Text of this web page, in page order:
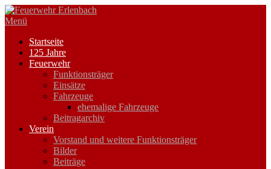
Zum
Inhalt
Menü
Startseite
125 Jahre
Feuerwehr
Funktionsträger
Einsätze
Fahrzeuge
ehemalige Fahrzeuge
Beitragarchiv
Verein
Vorstand und weitere Funktionsträger
Bilder
Beiträge